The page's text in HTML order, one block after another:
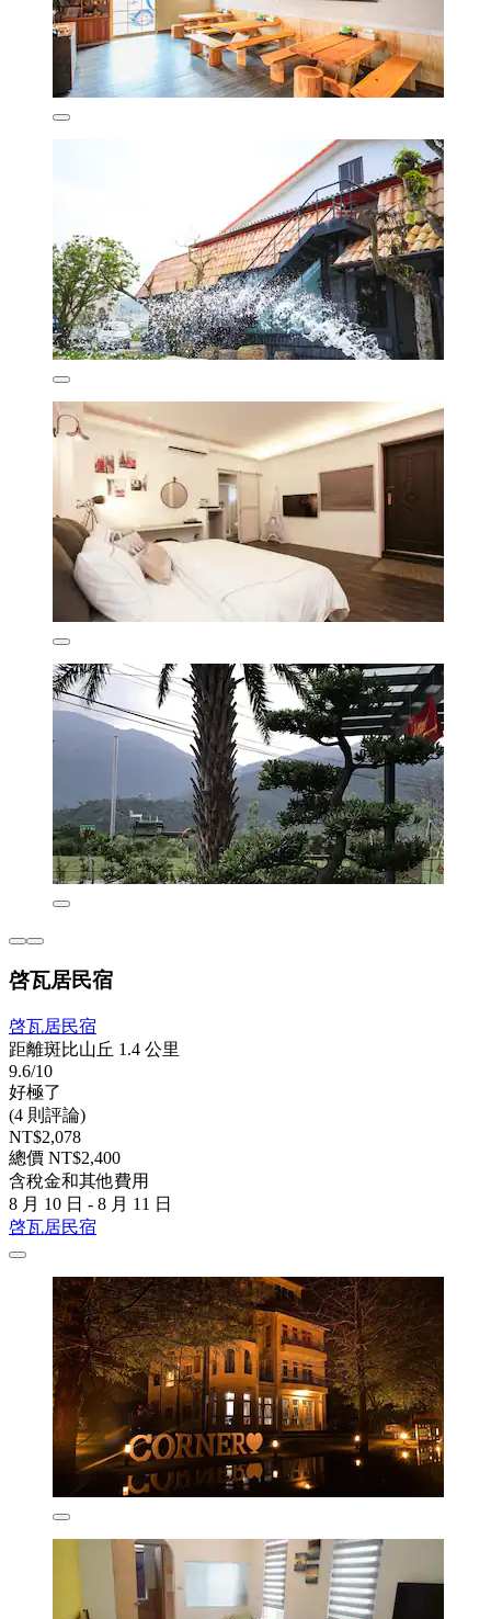
啓瓦居民宿
啓瓦居民宿
距離斑比山丘 1.4 公里
9.6/10
好極了
(4 則評論)
NT$2,078
總價 NT$2,400
含稅金和其他費用
8 月 10 日 - 8 月 11 日
啓瓦居民宿